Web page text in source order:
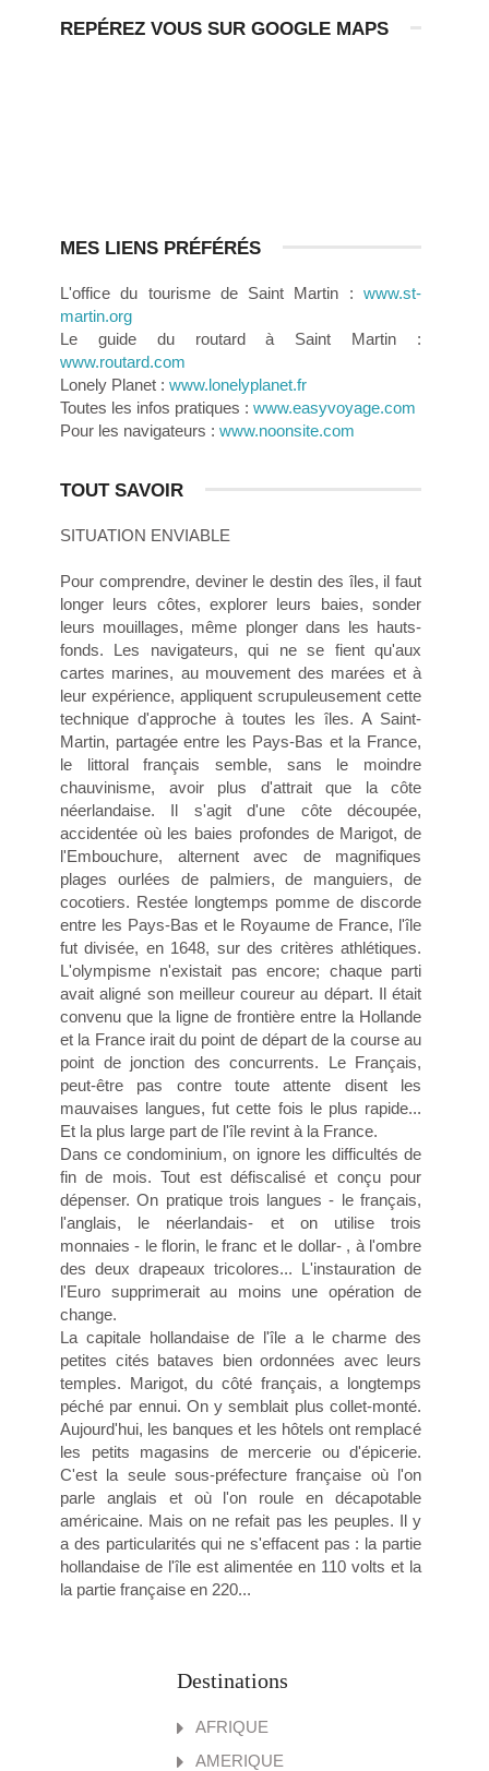
REPÉREZ VOUS SUR GOOGLE MAPS
MES LIENS PRÉFÉRÉS
L'office du tourisme de Saint Martin : www.st-
martin.org
Le guide du routard à Saint Martin :
www.routard.com
Lonely Planet : www.lonelyplanet.fr
Toutes les infos pratiques : www.easyvoyage.com
Pour les navigateurs : www.noonsite.com
TOUT SAVOIR
SITUATION ENVIABLE
Pour comprendre, deviner le destin des îles, il faut
longer leurs côtes, explorer leurs baies, sonder
leurs mouillages, même plonger dans les hauts-
fonds. Les navigateurs, qui ne se fient qu'aux
cartes marines, au mouvement des marées et à
leur expérience, appliquent scrupuleusement cette
technique d'approche à toutes les îles. A Saint-
Martin, partagée entre les Pays-Bas et la France,
le littoral français semble, sans le moindre
chauvinisme, avoir plus d'attrait que la côte
néerlandaise. Il s'agit d'une côte découpée,
accidentée où les baies profondes de Marigot, de
l'Embouchure, alternent avec de magnifiques
plages ourlées de palmiers, de manguiers, de
cocotiers. Restée longtemps pomme de discorde
entre les Pays-Bas et le Royaume de France, l'île
fut divisée, en 1648, sur des critères athlétiques.
L'olympisme n'existait pas encore; chaque parti
avait aligné son meilleur coureur au départ. Il était
convenu que la ligne de frontière entre la Hollande
et la France irait du point de départ de la course au
point de jonction des concurrents. Le Français,
peut-être pas contre toute attente disent les
mauvaises langues, fut cette fois le plus rapide...
Et la plus large part de l'île revint à la France.
Dans ce condominium, on ignore les difficultés de
fin de mois. Tout est défiscalisé et conçu pour
dépenser. On pratique trois langues - le français,
l'anglais, le néerlandais- et on utilise trois
monnaies - le florin, le franc et le dollar- , à l'ombre
des deux drapeaux tricolores... L'instauration de
l'Euro supprimerait au moins une opération de
change.
La capitale hollandaise de l'île a le charme des
petites cités bataves bien ordonnées avec leurs
temples. Marigot, du côté français, a longtemps
péché par ennui. On y semblait plus collet-monté.
Aujourd'hui, les banques et les hôtels ont remplacé
les petits magasins de mercerie ou d'épicerie.
C'est la seule sous-préfecture française où l'on
parle anglais et où l'on roule en décapotable
américaine. Mais on ne refait pas les peuples. Il y
a des particularités qui ne s'effacent pas : la partie
hollandaise de l'île est alimentée en 110 volts et la
la partie française en 220...
Destinations
AFRIQUE
AMERIQUE